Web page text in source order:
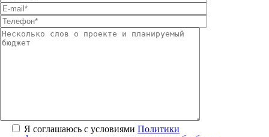
Я соглашаюсь с условиями Политики